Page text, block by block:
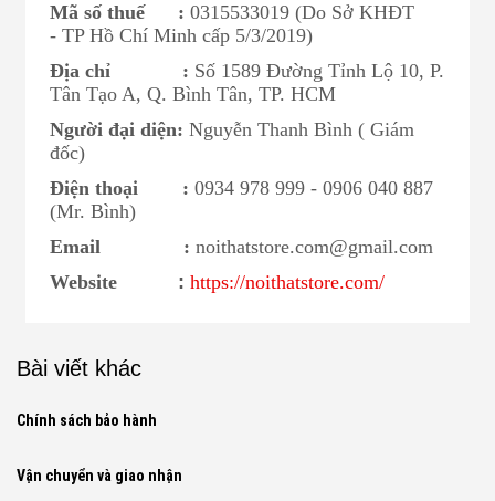
Mã số thuế : 0315533019 (Do Sở KHĐT
- TP Hồ Chí Minh cấp 5/3/2019)
Địa chỉ : Số 1589 Đường Tỉnh Lộ 10, P.
Tân Tạo A, Q. Bình Tân, TP. HCM
Người đại diện: Nguyễn Thanh Bình ( Giám
đốc)
Điện thoại : 0934 978 999 - 0906 040 887
(Mr. Bình)
Email : noithatstore.com@gmail.com
Website
: https://noithatstore.com/
Bài viết khác
Chính sách bảo hành
Vận chuyển và giao nhận